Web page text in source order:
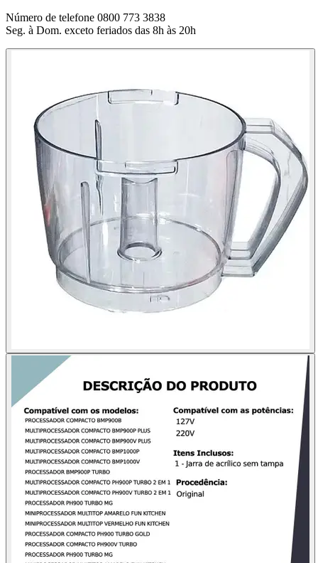
Número de telefone 0800 773 3838
Seg. à Dom. exceto feriados das 8h às 20h